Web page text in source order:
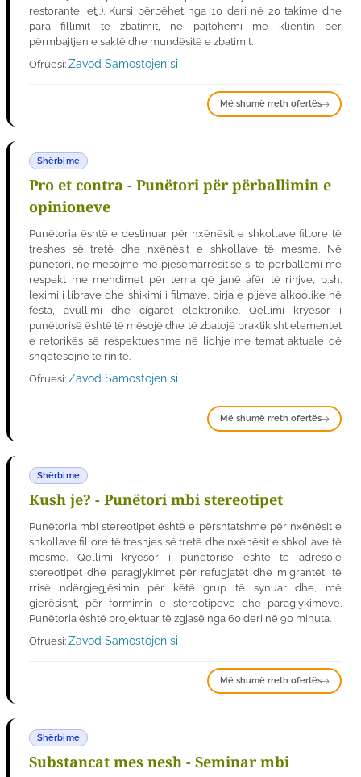
restorante, etj.). Kursi përbëhet nga 10 deri në 20 takime dhe
para fillimit të zbatimit, ne pajtohemi me klientin për
përmbajtjen e saktë dhe mundësitë e zbatimit.
Ofruesi: Zavod Samostojen si
Më shumë rreth ofertës
Shërbime
Pro et contra - Punëtori për përballimin e
opinioneve
Punëtoria është e destinuar për nxënësit e shkollave fillore të
treshes së tretë dhe nxënësit e shkollave të mesme. Në
punëtori, ne mësojmë me pjesëmarrësit se si të përballemi me
respekt me mendimet për tema që janë afër të rinjve, p.sh.
leximi i librave dhe shikimi i filmave, pirja e pijeve alkoolike në
festa, avullimi dhe cigaret elektronike. Qëllimi kryesor i
punëtorisë është të mësojë dhe të zbatojë praktikisht elementet
e retorikës së respektueshme në lidhje me temat aktuale që
shqetësojnë të rinjtë.
Ofruesi: Zavod Samostojen si
Më shumë rreth ofertës
Shërbime
Kush je? - Punëtori mbi stereotipet
Punëtoria mbi stereotipet është e përshtatshme për nxënësit e
shkollave fillore të treshjes së tretë dhe nxënësit e shkollave të
mesme. Qëllimi kryesor i punëtorisë është të adresojë
stereotipet dhe paragjykimet për refugjatët dhe migrantët, të
rrisë ndërgjegjësimin për këtë grup të synuar dhe, më
gjerësisht, për formimin e stereotipeve dhe paragjykimeve.
Punëtoria është projektuar të zgjasë nga 60 deri në 90 minuta.
Ofruesi: Zavod Samostojen si
Më shumë rreth ofertës
Shërbime
Substancat mes nesh - Seminar mbi